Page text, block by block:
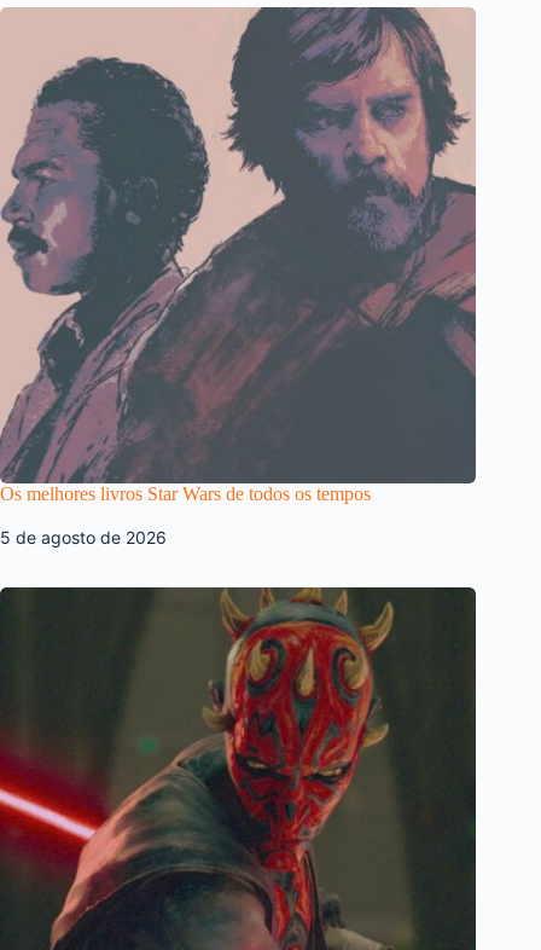
Os melhores livros Star Wars de todos os tempos
5 de agosto de 2026